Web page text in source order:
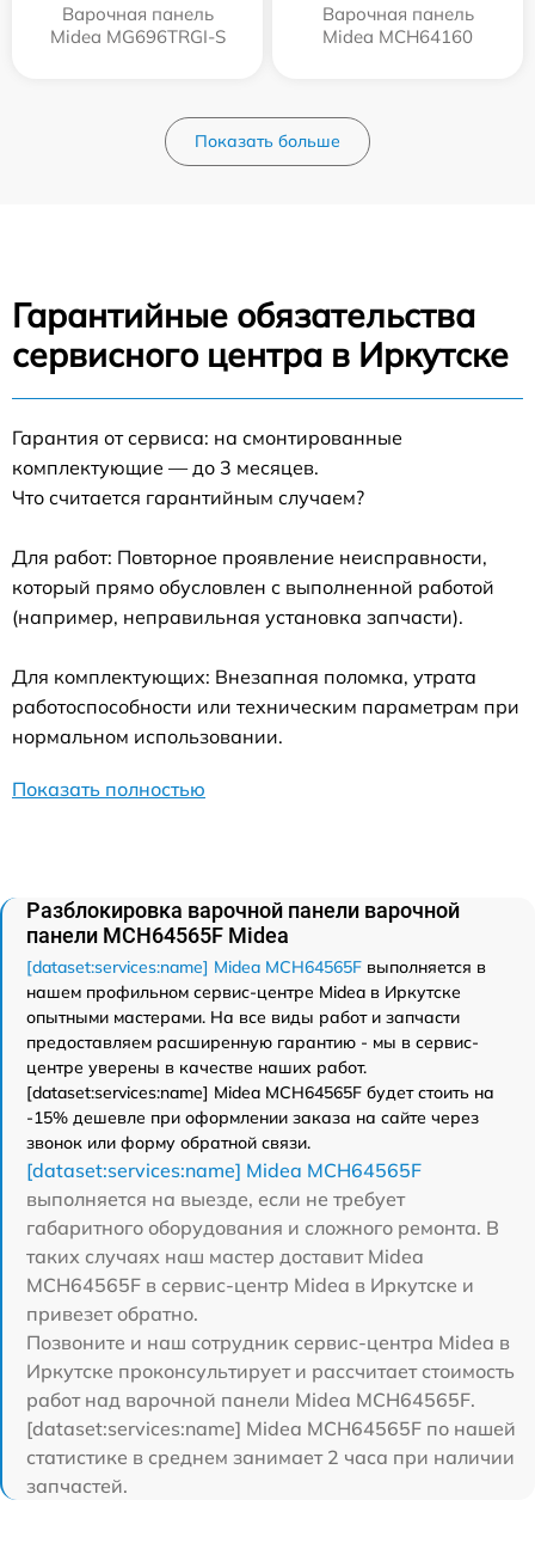
Варочная панель
Midea MG696TRGI-S
Варочная панель
Midea MCH64160
Показать больше
Гарантийные обязательства
сервисного центра в Иркутске
Гарантия от сервиса: на смонтированные
комплектующие — до 3 месяцев.
Что считается гарантийным случаем?
Для работ: Повторное проявление неисправности,
который прямо обусловлен с выполненной работой
(например, неправильная установка запчасти).
Для комплектующих: Внезапная поломка, утрата
работоспособности или техническим параметрам при
нормальном использовании.
Показать полностью
Разблокировка варочной панели варочной
панели MCH64565F Midea
[dataset:services:name] Midea MCH64565F выполняется в
нашем профильном сервис-центре Midea в Иркутске
опытными мастерами. На все виды работ и запчасти
предоставляем расширенную гарантию - мы в сервис-
центре уверены в качестве наших работ.
[dataset:services:name] Midea MCH64565F будет стоить на
-15% дешевле при оформлении заказа на сайте через
звонок или форму обратной связи.
[dataset:services:name] Midea MCH64565F
выполняется на выезде, если не требует
габаритного оборудования и сложного ремонта. В
таких случаях наш мастер доставит Midea
MCH64565F в сервис-центр Midea в Иркутске и
привезет обратно.
Позвоните и наш сотрудник сервис-центра Midea в
Иркутске проконсультирует и рассчитает стоимость
работ над варочной панели Midea MCH64565F.
[dataset:services:name] Midea MCH64565F по нашей
статистике в среднем занимает 2 часа при наличии
запчастей.